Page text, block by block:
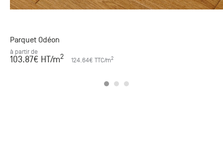
Parquet Odéon
à partir de
103.87€ HT/m2 124.64€ TTC/m2